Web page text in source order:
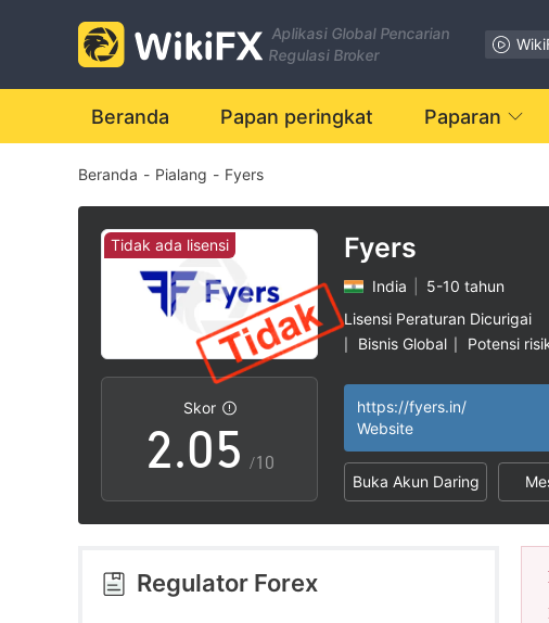
Aplikasi Global Pencarian
Regulasi Broker
Beranda Papan peringkat Paparan
Beranda - Pialang - Fyers
Tidak ada lisensi
Skor
0
1
2
3
4
.0
1
2
0
1
2
3
4
5
6
7
/10
Fyers
India
5-10 tahun
Lisensi Peraturan Dicurigai
Bisnis Global Potensi
https://fyers.in/
Website
Buka Akun Daring
Regulator Forex